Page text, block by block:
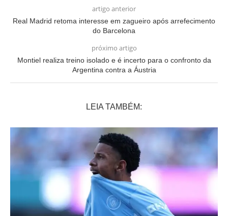
artigo anterior
Real Madrid retoma interesse em zagueiro após arrefecimento
do Barcelona
próximo artigo
Montiel realiza treino isolado e é incerto para o confronto da
Argentina contra a Áustria
LEIA TAMBÉM: